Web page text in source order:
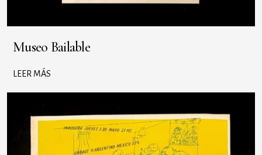
Museo Bailable
LEER MÁS